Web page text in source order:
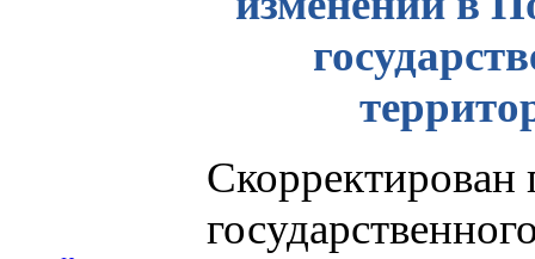
Скорректирован